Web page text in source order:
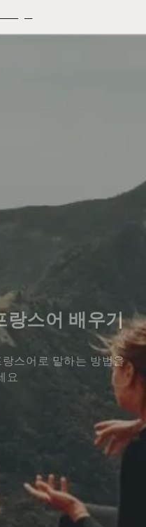
랑스어 배우기
스어로 말하는 방법을
요